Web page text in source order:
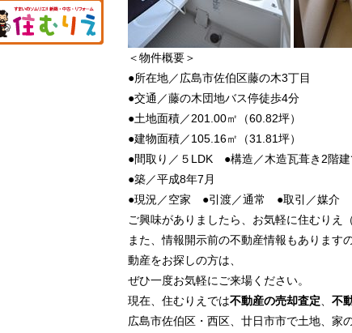
＜物件概要＞
●所在地／広島市佐伯区藤の木3丁目
●交通／藤の木団地バス停徒歩4分
●土地面積／201.00㎡（60.82坪）
●建物面積／105.16㎡（31.81坪）
●間取り／５LDK ●構造／木造瓦葺き2階建
●築／平成8年7月
●現況／空家 ●引渡／通常 ●取引／媒介
ご興味がありましたら、お気軽に住むりえ
また、情報開示前の不動産情報もあります
動産をお探しの方は、
ぜひ一度お気軽にご来場ください。
現在、住むりえでは不動産の売却査定 不
広島市佐伯区・西区、廿日市市で土地、家